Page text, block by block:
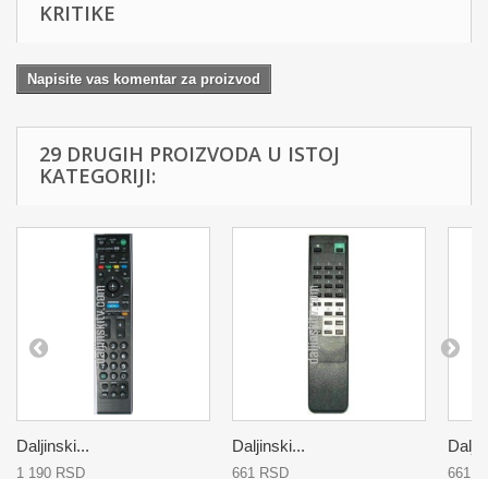
KRITIKE
Napisite vas komentar za proizvod
29 DRUGIH PROIZVODA U ISTOJ
KATEGORIJI:
Daljinski...
1 190 RSD
Daljinski...
661 RSD
661